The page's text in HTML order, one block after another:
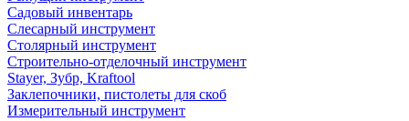
Садовый инвентарь
Слесарный инструмент
Столярный инструмент
Строительно-отделочный инструмент
Stayer, Зубр, Kraftool
Заклепочники, пистолеты для скоб
Измерительный инструмент